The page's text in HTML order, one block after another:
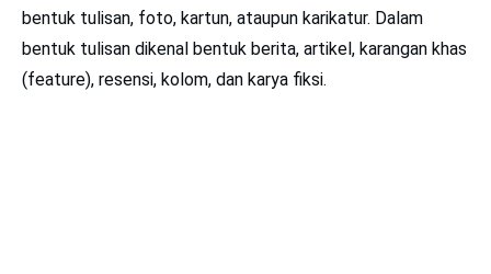
bentuk tulisan, foto, kartun, ataupun karikatur. Dalam
bentuk tulisan dikenal bentuk berita, artikel, karangan khas
(feature), resensi, kolom, dan karya fiksi.